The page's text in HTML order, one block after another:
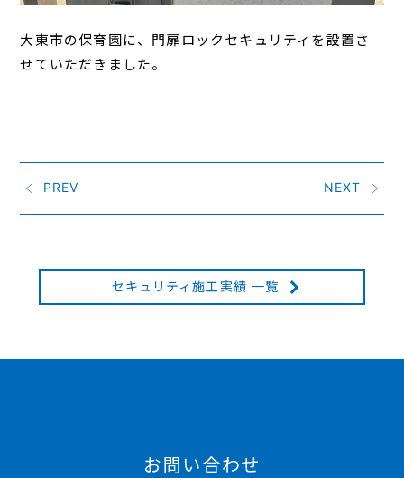
大東市の保育園に、門扉ロックセキュリティを設置さ
せていただきました。
PREV NEXT
セキュリティ施工実績 一覧
お問い合わせ